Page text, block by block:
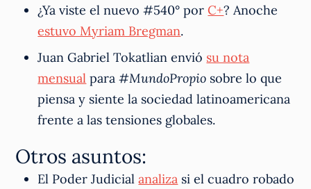
¿Ya viste el nuevo #540° porC+? Anoche
estuvo Myriam Bregman.
Juan Gabriel Tokatlian envió su nota
mensual para #MundoPropio sobre lo que
piensa y siente la sociedad latinoamericana
frente a las tensiones globales.
Otros asuntos:
El Poder Judicialanaliza si el cuadro robado